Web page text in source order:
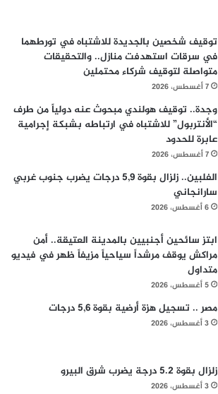
توقيف شخصين بالجديدة للاشتباه في تورطهما
في سرقات استهدفت منازل.. والتحقيقات
متواصلة لتوقيف شركاء محتملين
7 أغسطس، 2026
وجدة.. توقيف هولندي مبحوث عنه دولياً من طرف
“الأنتربول” للاشتباه في ارتباطه بشبكة إجرامية
عابرة للحدود
7 أغسطس، 2026
الفلبين.. زلزال بقوة 5,9 درجات يضرب جنوب غربي
سارانجاني
6 أغسطس، 2026
ابتز سائحين أجنبيين بالمدينة العتيقة.. أمن
مراكش يوقف مرشداً سياحياً مزيفاً ظهر في فيديو
متداول
5 أغسطس، 2026
مصر .. تسجيل هزة أرضية بقوة 5,6 درجات
3 أغسطس، 2026
زلزال بقوة 5.2 درجة يضرب شرق البيرو
3 أغسطس، 2026